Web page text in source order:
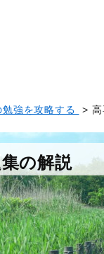
強を攻略する > 高
の解説